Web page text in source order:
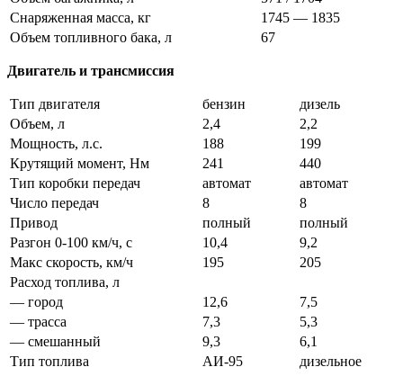
Снаряженная масса, кг
1745 — 1835
Объем топливного бака, л
67
Двигатель и трансмиссия
Тип двигателя бензин
дизель
Объем, л
2,4
2,2
Мощность, л.с.
188
199
Крутящий момент, Нм
241
440
Тип коробки передач
автомат
автомат
Число передач
8
8
Привод
полный
полный
Разгон 0-100 км/ч, с
10,4
9,2
Макс скорость, км/ч
195
205
Расход топлива, л
— город
12,6
7,5
— трасса
7,3
5,3
— смешанный
9,3
6,1
Тип топлива
АИ-95 дизельное